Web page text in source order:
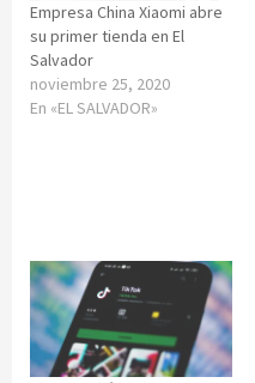
Empresa China Xiaomi abre
su primer tienda en El
Salvador
noviembre 25, 2020
En «EL SALVADOR»